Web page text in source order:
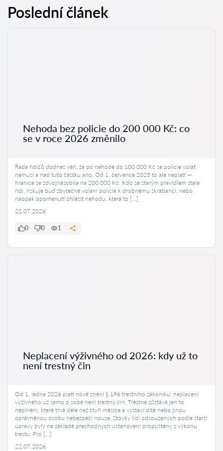
Poslední článek
Nehoda bez policie do 200 000 Kč: co
se v roce 2026 změnilo
Řada řidičů dodnes věří, že po nehodě do 100 000 Kč se policie volat
nemusí a nad tuto částku ano. Od 1. července 2025 to ale neplatí —
hranice se zdvojnásobila na 200 000 Kč. Kdo se starým pravidlem stále
řídí, riskuje buď zbytečné volání policie k drobnému škrábanci, nebo
naopak opomenutí ohlásit nehodu, která to […]
22.07.2026
0 0 1
Neplacení výživného od 2026: kdy už to
není trestný čin
Od 1. ledna 2026 platí nové znění § 196 trestního zákoníku: neplacení
výživného už samo o sobě není trestný čin. Trestné zůstává jen to
neplnění, které trvá déle než čtyři měsíce a vystaví dítě nebo jinou
oprávněnou osobu nebezpečí nouze. Stovky lidí odsouzených podle starší
úpravy byly na základě přechodných ustanovení propuštěny z výkonu
trestu. Pro […]
22.07.2026